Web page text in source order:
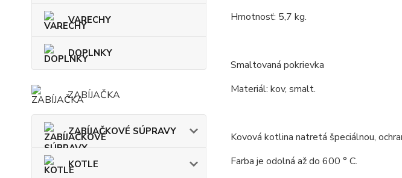
VARECHY
DOPLNKY
ZABÍJAČKA
ZABÍJAČKOVÉ SÚPRAVY
KOTLE
Hmotnosť: 5,7 kg.
Smaltovaná pokrievka
Materiál: kov, smalt.
Kovová kotlina natretá špeciálnou,
Farba je odolná až do 600 ° C.